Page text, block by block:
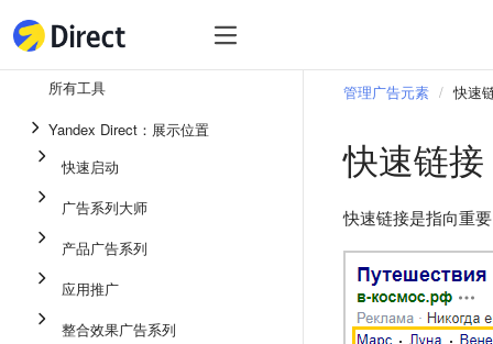
即时通讯应用中的广告
广告系列大师
产品广告系列
所有工具
Yandex Direct：展示位置
快速启动
广告系列大师
产品广告系列
应用推广
整合效果广告系列
管理广告元素 快速
快速链接
快速链接是指向重